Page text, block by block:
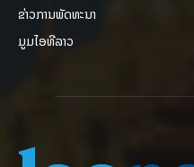
ຂ່າວການພັດທະນາ
ມູມໄອທີລາວ